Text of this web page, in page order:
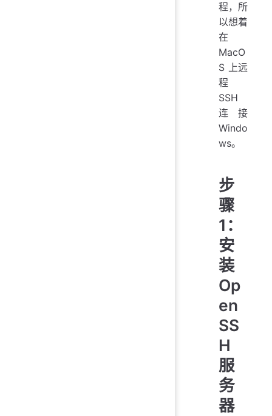
程，所
以想着
在
MacO
S 上远
程
SSH
连接
Windo
ws。
步
骤
1：
安
装
Op
en
SS
H
服
务
器